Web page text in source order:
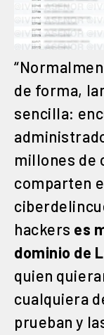
de forma,
sencilla:
millones de
comparten
hackers es
dominio de
quien
cualquiera
prueban y